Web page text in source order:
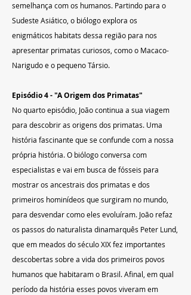
semelhança com os humanos. Partindo para o
Sudeste Asiático, o biólogo explora os
enigmáticos habitats dessa região para nos
apresentar primatas curiosos, como o Macaco-
Narigudo e o pequeno Társio.
Episódio 4 - "A Origem dos Primatas"
No quarto episódio, João continua a sua viagem
para descobrir as origens dos primatas. Uma
história fascinante que se confunde com a nossa
própria história. O biólogo conversa com
especialistas e vai em busca de fósseis para
mostrar os ancestrais dos primatas e dos
primeiros hominídeos que surgiram no mundo,
para desvendar como eles evoluíram. João refaz
os passos do naturalista dinamarquês Peter Lund,
que em meados do século XIX fez importantes
descobertas sobre a vida dos primeiros povos
humanos que habitaram o Brasil. Afinal, em qual
período da história esses povos viveram em